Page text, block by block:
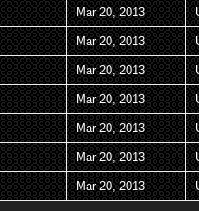
Mar 20, 2013
Mar 20, 2013
Mar 20, 2013
Mar 20, 2013
Mar 20, 2013
Mar 20, 2013
Mar 20, 2013